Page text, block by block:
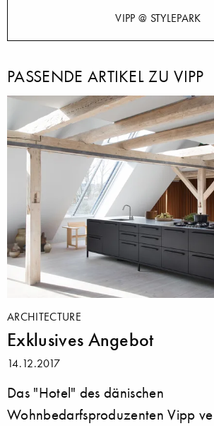
VIPP @ STYLEPARK
PASSENDE ARTIKEL ZU VIPP
ARCHITECTURE
Exklusives Angebot
14.12.2017
Das "Hotel" des dänischen
Wohnbedarfsproduzenten Vipp